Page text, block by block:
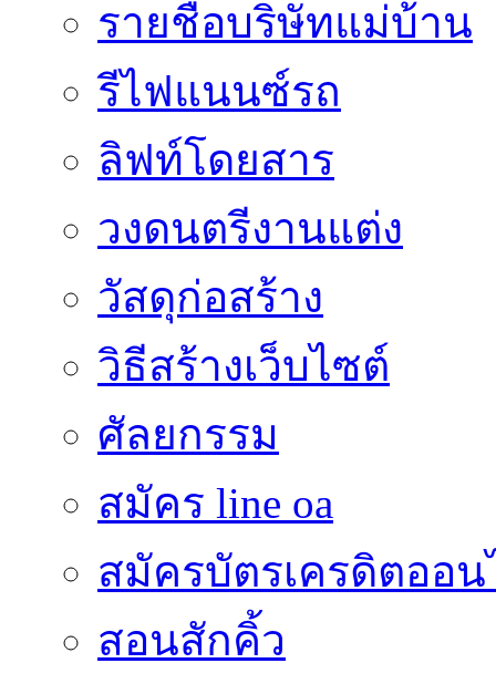
รายชื่อบริษัทแม่บ้าน
รีไฟแนนซ์รถ
ลิฟท์โดยสาร
วงดนตรีงานแต่ง
วัสดุก่อสร้าง
วิธีสร้างเว็บไซต์
ศัลยกรรม
สมัคร line oa
สมัครบัตรเครดิตออ
สอนสักคิ้ว